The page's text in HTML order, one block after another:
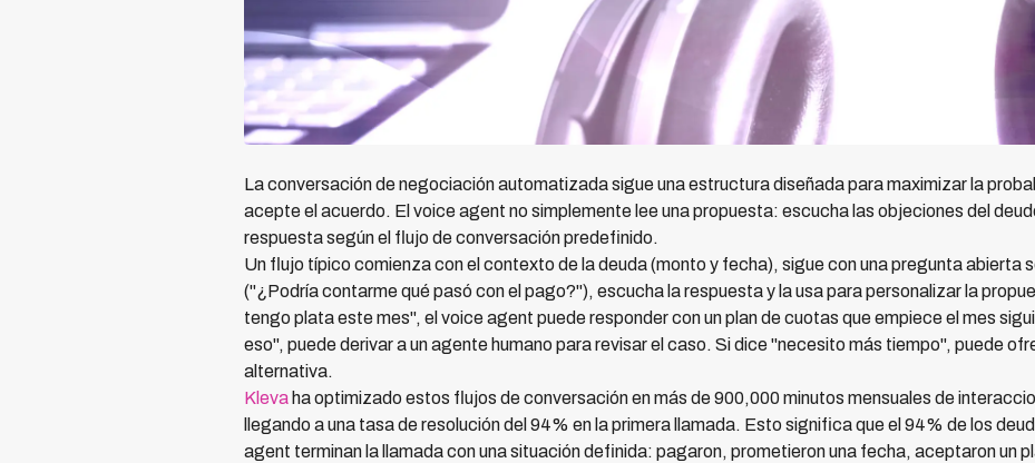
La conversación de negociación automatizada sigue una estructura diseñada para maximizar la
acepte el acuerdo. El voice agent no simplemente lee una propuesta: escucha las objeciones del
respuesta según el flujo de conversación predefinido.
Un flujo típico comienza con el contexto de la deuda (monto y fecha), sigue con una pregunta abierta
("¿Podría contarme qué pasó con el pago?"), escucha la respuesta y la usa para personalizar la
tengo plata este mes", el voice agent puede responder con un plan de cuotas que empiece el mes
eso", puede derivar a un agente humano para revisar el caso. Si dice "necesito más tiempo", puede
alternativa.
Kleva ha optimizado estos flujos de conversación en más de 900,000 minutos mensuales de
llegando a una tasa de resolución del 94% en la primera llamada. Esto significa que el 94% de los
agent terminan la llamada con una situación definida: pagaron, prometieron una fecha, aceptaron un